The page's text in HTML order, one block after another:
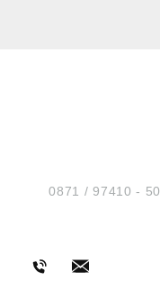
Tel.:0871 / 97410 - 50